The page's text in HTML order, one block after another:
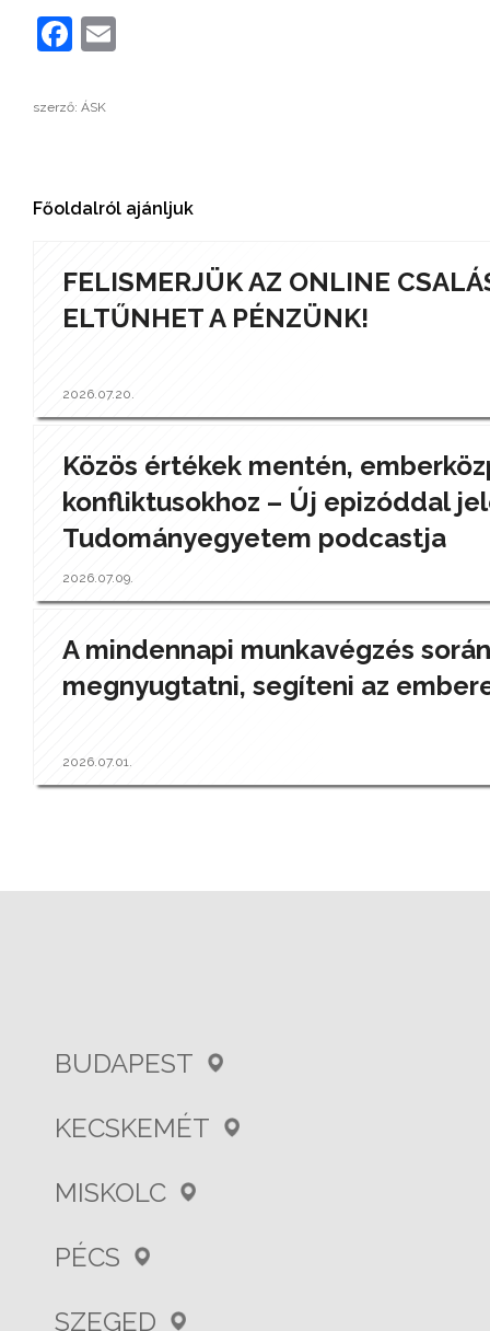
Facebook
szerző: ÁSK
Főoldalról ajánljuk
FELISMERJÜK AZ ONLINE
ELTŰNHET A PÉNZÜNK!
2026.07.20.
Közös értékek mentén,
konfliktusokhoz – Új epizóddal
Tudományegyetem podcastja
2026.07.09.
A mindennapi munkavégzés
megnyugtatni, segíteni az
2026.07.01.
BUDAPEST
KECSKEMÉT
MISKOLC
PÉCS
SZEGED